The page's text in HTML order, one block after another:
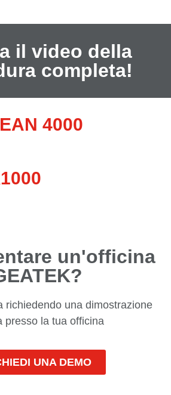
il video della
completa!
4000
un'officina
richiedendo una dimostrazione
presso la tua officina
UNA DEMO